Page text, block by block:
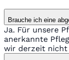
Brauche ich eine
Ja. Für unsere
anerkannte
wir derzeit nicht